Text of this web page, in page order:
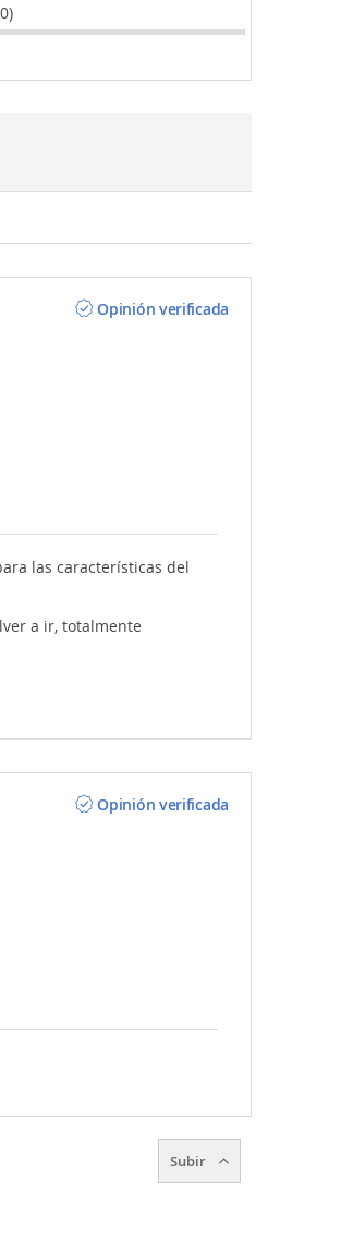
Opinión verificada
las características del
a ir, totalmente
Opinión verificada
Subir